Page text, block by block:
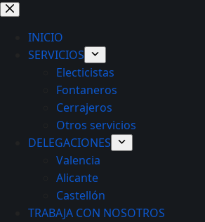
Saltar
contenido
INICIO
SERVICIOS
Electicistas
Fontaneros
Cerrajeros
Otros servicios
DELEGACIONES
Valencia
Alicante
Castellón
TRABAJA CON NOSOTROS